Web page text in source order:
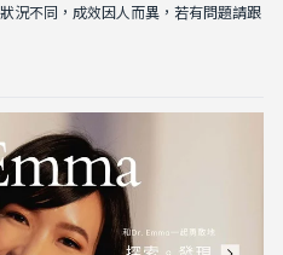
況不同，成效因人而異，若有問題請跟